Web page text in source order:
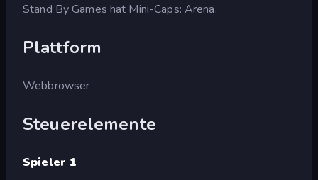
Stand By Games hat Mini-Caps: Arena.
Plattform
Webbrowser
Steuerelemente
Spieler 1